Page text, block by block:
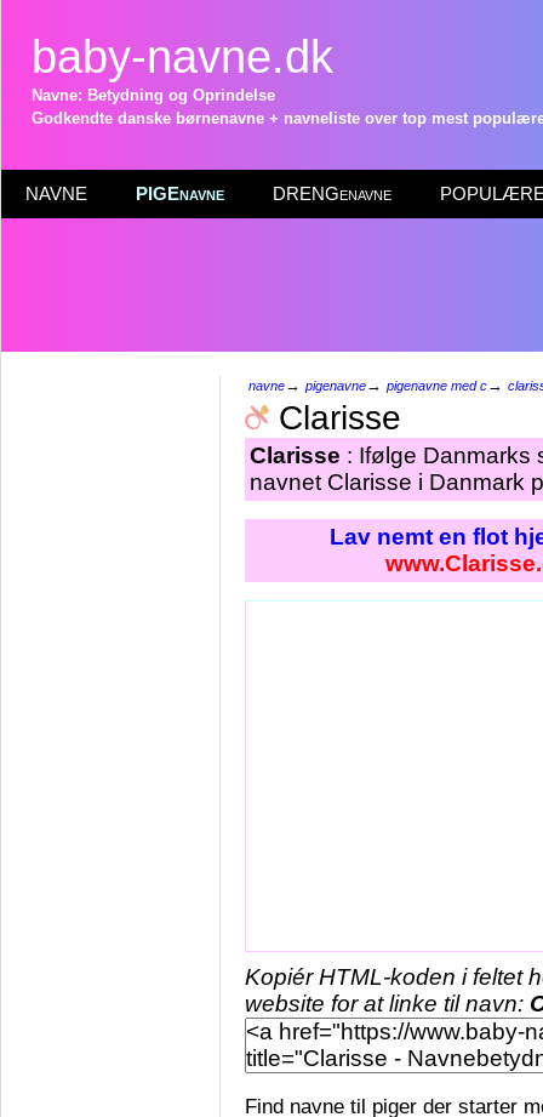
baby-navne.dk
Navne: Betydning og Oprindelse
Godkendte danske børnenavne + navneliste over top mest
NAVNE PIGEnavne DRENGenavne POPULÆRE
navne→ pigenavne→ pigenavne med c→
Clarisse
Clarisse : Ifølge Danmarks
navnet Clarisse i Danmark
Lav nemt en flot
Kopiér HTML-koden i feltet
website for at linke til navn:
Find navne til piger der starter